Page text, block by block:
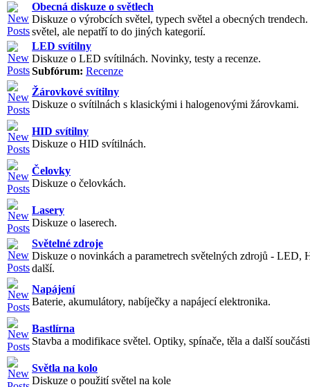
Obecná diskuze o světlech
Diskuze o výrobcích světel, typech světel a obecných
světel, ale nepatří to do jiných kategorií.
LED svítilny
Diskuze o LED svítilnách. Novinky, testy a recenze.
Subfórum: Recenze
Žárovkové svítilny
Diskuze o svítilnách s klasickými i halogenovými žárovkami.
HID svítilny
Diskuze o HID svítilnách.
Čelovky
Diskuze o čelovkách.
Lasery
Diskuze o laserech.
Světelné zdroje
Diskuze o novinkách a parametrech světelných zdrojů - LED,
další.
Napájení
Baterie, akumulátory, nabíječky a napájecí elektronika.
Bastlírna
Stavba a modifikace světel. Optiky, spínače, těla a další
Světla na kolo
Diskuze o použití světel na kole